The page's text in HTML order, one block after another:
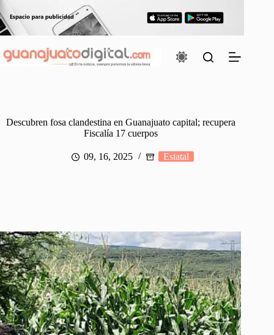
al
contenido
Descubren fosa clandestina en Guanajuato capital; recupera
Fiscalía 17 cuerpos
09, 16, 2025 Estatal